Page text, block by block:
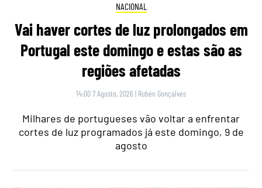
NACIONAL
Vai haver cortes de luz prolongados em
Portugal este domingo e estas são as
regiões afetadas
14:00 7 Agosto, 2026 | Rubén Gonçalves
Milhares de portugueses vão voltar a enfrentar
cortes de luz programados já este domingo, 9 de
agosto